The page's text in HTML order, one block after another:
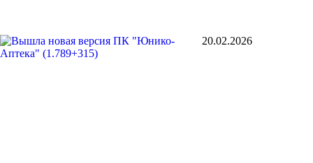
20.02.2026